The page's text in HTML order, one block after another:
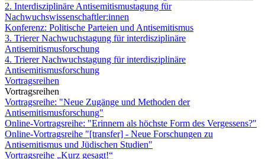
2. Interdisziplinäre Antisemitismustagung für
Nachwuchswissenschaftler:innen
Konferenz: Politische Parteien und Antisemitismus
3. Trierer Nachwuchstagung für interdisziplinäre
Antisemitismusforschung
4. Trierer Nachwuchstagung für interdisziplinäre
Antisemitismusforschung
Vortragsreihen
Vortragsreihen
Vortragsreihe: "Neue Zugänge und Methoden der
Antisemitismusforschung"
Online-Vortragsreihe: "Erinnern als höchste Form des Vergessens?"
Online-Vortragsreihe "[transfer] - Neue Forschungen zu
Antisemitismus und Jüdischen Studien"
Vortragsreihe „Kurz gesagt!“